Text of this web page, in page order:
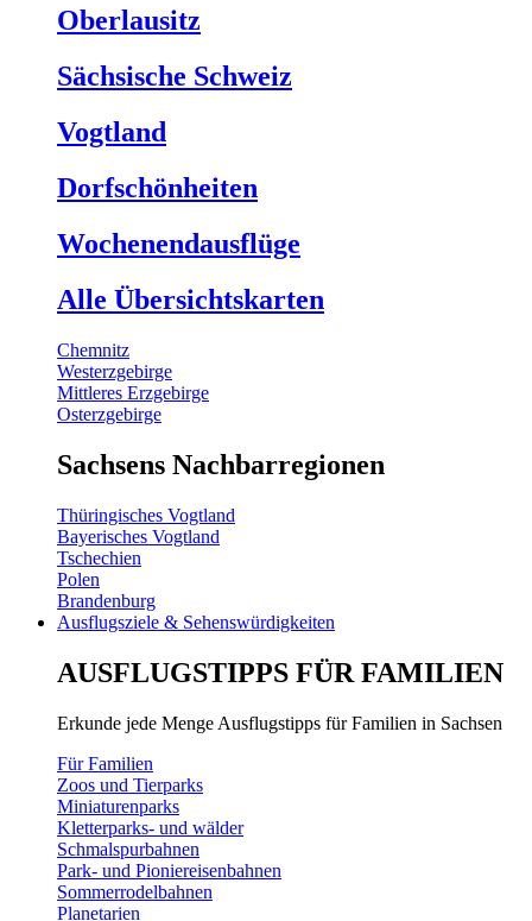
Oberlausitz
Sächsische Schweiz
Vogtland
Dorfschönheiten
Wochenendausflüge
Alle Übersichtskarten
Chemnitz
Westerzgebirge
Mittleres Erzgebirge
Osterzgebirge
Sachsens Nachbarregionen
Thüringisches Vogtland
Bayerisches Vogtland
Tschechien
Polen
Brandenburg
Ausflugsziele & Sehenswürdigkeiten
AUSFLUGSTIPPS FÜR FAMILIEN
Erkunde jede Menge Ausflugstipps für Familien in Sachsen
Für Familien
Zoos und Tierparks
Miniaturenparks
Kletterparks- und wälder
Schmalspurbahnen
Park- und Pioniereisenbahnen
Sommerrodelbahnen
Planetarien